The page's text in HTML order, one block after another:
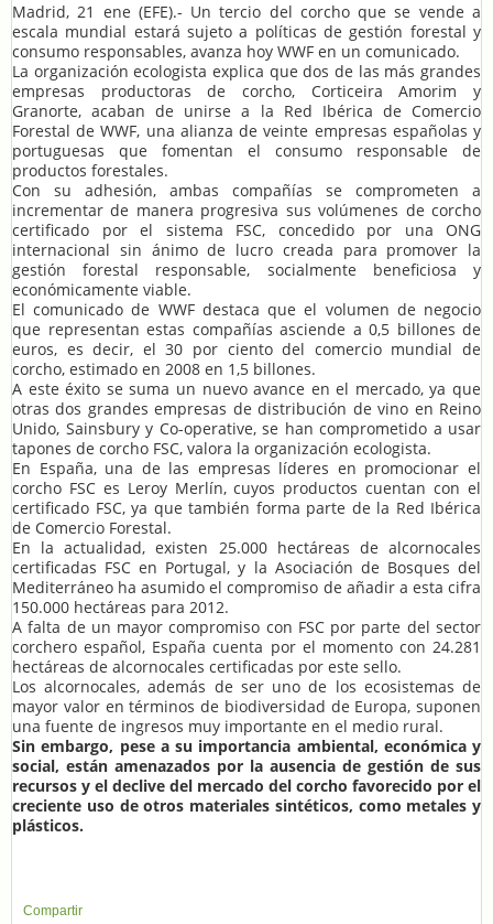
Madrid, 21 ene (EFE).- Un tercio del corcho que se vende a
escala mundial estará sujeto a políticas de gestión forestal y
consumo responsables, avanza hoy WWF en un comunicado.
La organización ecologista explica que dos de las más grandes
empresas productoras de corcho, Corticeira Amorim y
Granorte, acaban de unirse a la Red Ibérica de Comercio
Forestal de WWF, una alianza de veinte empresas españolas y
portuguesas que fomentan el consumo responsable de
productos forestales.
Con su adhesión, ambas compañías se comprometen a
incrementar de manera progresiva sus volúmenes de corcho
certificado por el sistema FSC, concedido por una ONG
internacional sin ánimo de lucro creada para promover la
gestión forestal responsable, socialmente beneficiosa y
económicamente viable.
El comunicado de WWF destaca que el volumen de negocio
que representan estas compañías asciende a 0,5 billones de
euros, es decir, el 30 por ciento del comercio mundial de
corcho, estimado en 2008 en 1,5 billones.
A este éxito se suma un nuevo avance en el mercado, ya que
otras dos grandes empresas de distribución de vino en Reino
Unido, Sainsbury y Co-operative, se han comprometido a usar
tapones de corcho FSC, valora la organización ecologista.
En España, una de las empresas líderes en promocionar el
corcho FSC es Leroy Merlín, cuyos productos cuentan con el
certificado FSC, ya que también forma parte de la Red Ibérica
de Comercio Forestal.
En la actualidad, existen 25.000 hectáreas de alcornocales
certificadas FSC en Portugal, y la Asociación de Bosques del
Mediterráneo ha asumido el compromiso de añadir a esta cifra
150.000 hectáreas para 2012.
A falta de un mayor compromiso con FSC por parte del sector
corchero español, España cuenta por el momento con 24.281
hectáreas de alcornocales certificadas por este sello.
Los alcornocales, además de ser uno de los ecosistemas de
mayor valor en términos de biodiversidad de Europa, suponen
una fuente de ingresos muy importante en el medio rural.
Sin embargo, pese a su importancia ambiental, económica y
social, están amenazados por la ausencia de gestión de sus
recursos y el declive del mercado del corcho favorecido por el
creciente uso de otros materiales sintéticos, como metales y
plásticos.
Compartir